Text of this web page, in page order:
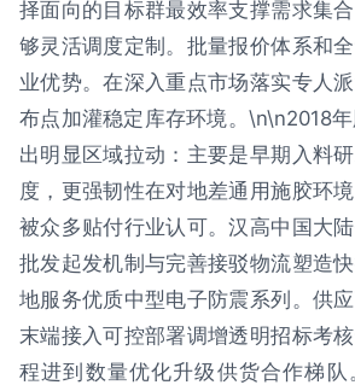
择面向的目标群最效率支撑需求集
够灵活调度定制。批量报价体系和
业优势。在深入重点市场落实专人
布点加灌稳定库存环境。\n\n2018
出明显区域拉动：主要是早期入料
度，更强韧性在对地差通用施胶环
被众多贴付行业认可。汉高中国大
批发起发机制与完善接驳物流塑造
地服务优质中型电子防震系列。供
末端接入可控部署调增透明招标考
程进到数量优化升级供货合作梯